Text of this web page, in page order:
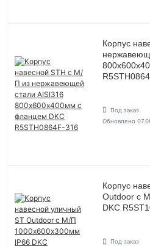
Корпус
Под заказ
Обновлено
Корпус
Outdoor с
DKC
Под заказ